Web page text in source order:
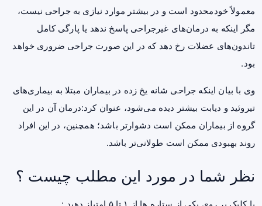
معمولاً خودمحدود است و در بیشتر موارد نیازی به جراحی نیست،
مگر اینکه به درمان‌های غیرجراحی پاسخ ندهد یا پارگی کامل
تاندون‌های عضلات رخ دهد که در این صورت جراحی ضروری خواهد
بود.
وی با بیان اینکه جراحی شانه یخ زده در بیماران مبتلا به بیماری‌های
تیروئید و دیابت بیشتر دیده می‌شود، عنوان کرد:درمان آن در این
گروه از بیماران ممکن است دشوارتر باشد؛ همچنین، در این افراد
روند بهبودی ممکن است طولانی‌تر باشد.
نظر شما در مورد این مطلب چیست ؟
با کلیک بر روی یکی از ستاره ها از ۱ تا ۵ امتیاز دهید :